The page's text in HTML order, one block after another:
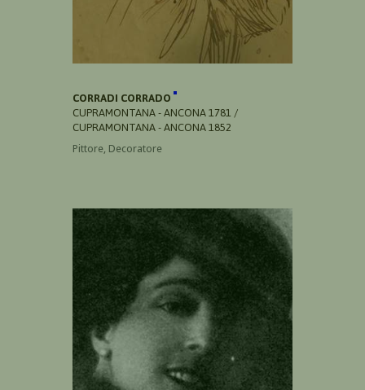
CORRADI CORRADO
CUPRAMONTANA - ANCONA 1781 /
CUPRAMONTANA - ANCONA 1852
Pittore, Decoratore